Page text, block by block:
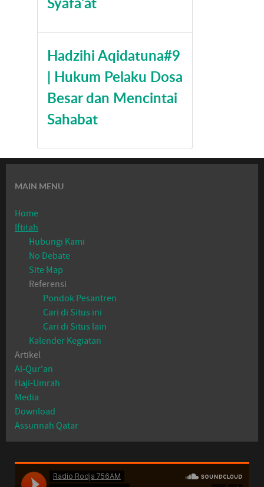
Hadzihi Aqidatuna#9
| Hukum Pelaku Dosa
Besar dan Mencintai
Sahabat
MAIN MENU
Home
Iftitah
Hubungi Kami
No Debate
Site Map
Referensi
Pondok Pesantren
Cari di Situs ini
Cari di Situs lain
Kalender Kegiatan
Artikel
Al-Qur'an
Haji-Umrah
Media
Download
Assunnah Qatar